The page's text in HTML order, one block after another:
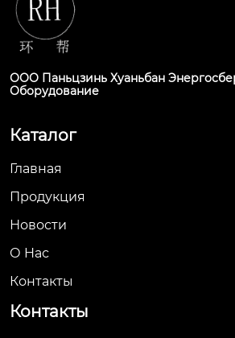
ООО Паньцзинь Хуаньбан
Оборудование
Каталог
Главная
Продукция
Новости
О Hас
Контакты
Контакты